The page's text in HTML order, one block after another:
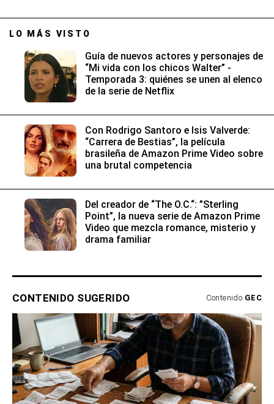
LO MÁS VISTO
Guía de nuevos actores y personajes de
“Mi vida con los chicos Walter” -
Temporada 3: quiénes se unen al elenco
de la serie de Netflix
Con Rodrigo Santoro e Isis Valverde:
“Carrera de Bestias”, la película
brasileña de Amazon Prime Video sobre
una brutal competencia
Del creador de “The O.C.“: ”Sterling
Point”, la nueva serie de Amazon Prime
Video que mezcla romance, misterio y
drama familiar
CONTENIDO SUGERIDO Contenido GEC